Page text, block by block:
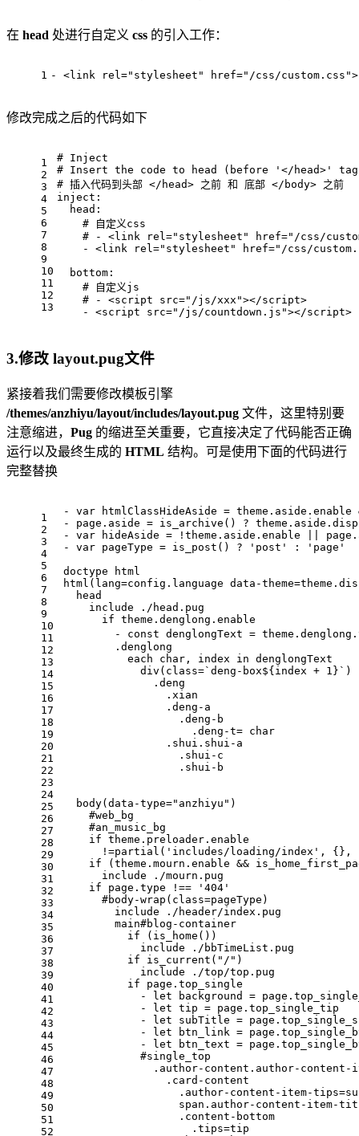
在 head 处进行自定义 css 的引入工作：
1 - <link rel="stylesheet" href="/css/custom.css">
修改完成之后的代码如下
1
2
3
4
5
6
7
8
9
10
11
12
13
# Inject
# Insert the code to head (before '</head>'
# 插入代码到头部 </head> 之前 和 底部 </body> 之前
inject:
  head:
    # 自定义css
# - <link rel="stylesheet" href="/css/
- <link rel="stylesheet" href="/css/
  bottom:
    # 自定义js
    # - <script src="/js/xxx"></script>
    - <script src="/js/countdown.js"></script>
3.修改 layout.pug文件
紧接着我们需要修改模板引擎
/themes/anzhiyu/layout/includes/layout.pug 文件，这里特别要
注意缩进， Pug 的缩进至关重要，它直接决定了代码能否正确
运行以及最终生成的 HTML 结构。可是使用下面的代码进行
完整替换
1
2
3
4
5
6
7
8
9
10
11
12
13
14
15
16
17
18
19
20
21
22
23
24
25
26
27
28
29
30
31
32
33
34
35
36
37
38
39
40
41
42
43
44
45
46
47
48
49
50
51
52
- var htmlClassHideAside =
- page.aside = is_archive() ?
- var hideAside = !theme.aside.enable ||
- var pageType = is_post() ? 'post' : 'page'
doctype html
html(lang=config.language data-
  head
    include ./head.pug
      if theme.denglong.enable
- const denglongText =
        .denglong
          each char, index in denglongText
            div(class=`deng-box${index + 1}`)
              .deng
                .xian
                .deng-a
                  .deng-b
                    .deng-t= char
                .shui.shui-a
                  .shui-c
                  .shui-b
  body(data-type="anzhiyu")
    #web_bg
    #an_music_bg
    if theme.preloader.enable
!=partial('includes/loading/index', {},
if (theme.mourn.enable &&
      include ./mourn.pug
    if page.type !== '404'
      #body-wrap(class=pageType)
        include ./header/index.pug
        main#blog-container
          if (is_home())
            include ./bbTimeList.pug
          if is_current("/")
            include ./top/top.pug
          if page.top_single
- let background =
            - let tip = page.top_single_tip
- let subTitle =
- let btn_link =
- let btn_text =
            #single_top
.author-content.author-
                .card-content
.author-content-item-
span.author-content-item-
                  .content-bottom
                    .tips=tip